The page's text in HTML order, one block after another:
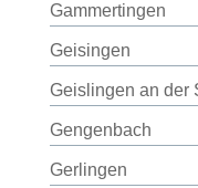
Gammertingen
Geisingen
Geislingen an der
Gengenbach
Gerlingen